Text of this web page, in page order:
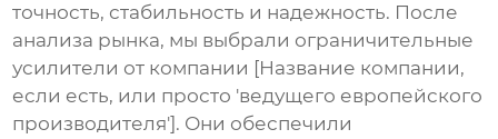
точность, стабильность и надежность. После
анализа рынка, мы выбрали ограничительные
усилители от компании [Название компании,
если есть, или просто 'ведущего европейского
производителя']. Они обеспечили